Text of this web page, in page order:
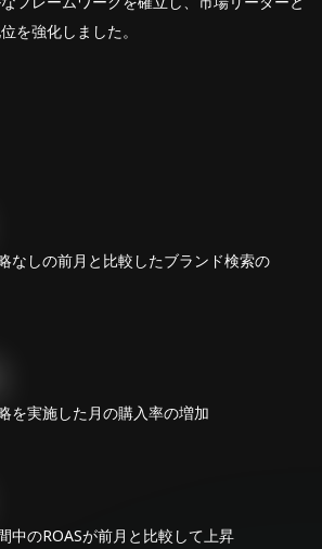
を強化しました。
なしの前月と比較したブランド検索の
を実施した月の購入率の増加
中のROASが前月と比較して上昇